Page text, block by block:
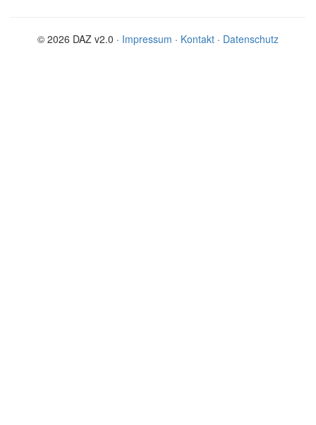
© 2026 DAZ v2.0 · Impressum · Kontakt · Datenschutz